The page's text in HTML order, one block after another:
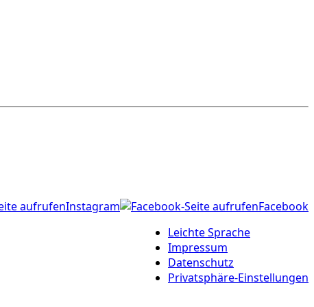
Instagram
Facebook
Leichte Sprache
Impressum
Datenschutz
Privatsphäre-Einstellungen